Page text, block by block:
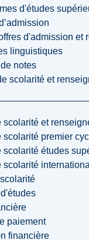
d'études
d'admission et
linguistiques
notes
scolarité et
scolarité et
scolarité premier
scolarité études
scolarité
paiement
financière